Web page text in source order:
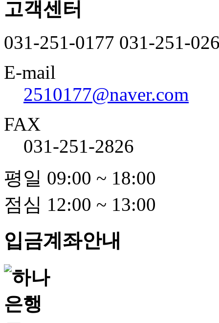
고객센터
031-251-0177 031-251-
E-mail
2510177@naver.com
FAX
031-251-2826
평일 09:00 ~ 18:00
점심 12:00 ~ 13:00
입금계좌안내